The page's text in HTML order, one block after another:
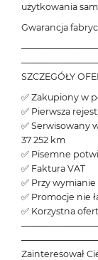
użytkowania
Gwarancja
SZCZEGÓŁY
✅ Zakupiony w
✅ Pierwsza
✅ Serwisowany
37 252 km
✅ Pisemne
✅ Faktura VAT
✅ Przy
✅ Promocje nie
✅ Korzystna
Zainteresował